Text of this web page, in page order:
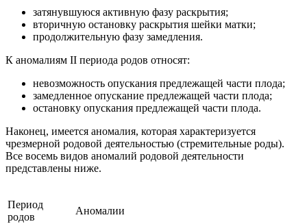
затянувшуюся активную фазу раскрытия;
вторичную остановку раскрытия шейки матки;
продолжительную фазу замедления.
К аномалиям II периода родов относят:
невозможность опускания предлежащей части плода;
замедленное опускание предлежащей части плода;
остановку опускания предлежащей части плода.
Наконец, имеется аномалия, которая характеризуется
чрезмерной родовой деятельностью (стремительные роды).
Все восемь видов аномалий родовой деятельности
представлены ниже.
Период
родов
Аномалии